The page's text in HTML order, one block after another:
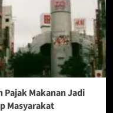
Makanan Jadi
Masyarakat